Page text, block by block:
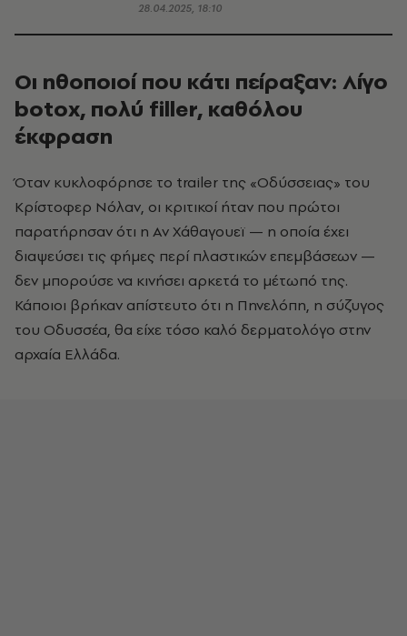
28.04.2025, 18:10
Οι ηθοποιοί που κάτι πείραξαν: Λίγο
botox, πολύ filler, καθόλου
έκφραση
Όταν κυκλοφόρησε το trailer της «Οδύσσειας» του
Κρίστοφερ Νόλαν, οι κριτικοί ήταν που πρώτοι
παρατήρησαν ότι η Αν Χάθαγουεϊ — η οποία έχει
διαψεύσει τις φήμες περί πλαστικών επεμβάσεων —
δεν μπορούσε να κινήσει αρκετά το μέτωπό της.
Κάποιοι βρήκαν απίστευτο ότι η Πηνελόπη, η σύζυγος
του Οδυσσέα, θα είχε τόσο καλό δερματολόγο στην
αρχαία Ελλάδα.